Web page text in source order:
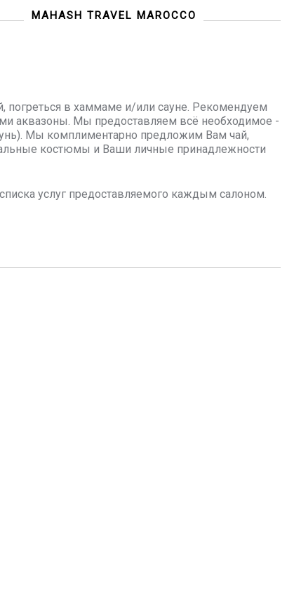
MAHASH TRAVEL MAROCCO
погреться в хаммаме и/или сауне. Рекомендуем
аквазоны. Мы предоставляем всё необходимое -
Мы комплиментарно предложим Вам чай,
костюмы и Ваши личные принадлежности
услуг предоставляемого каждым салоном.